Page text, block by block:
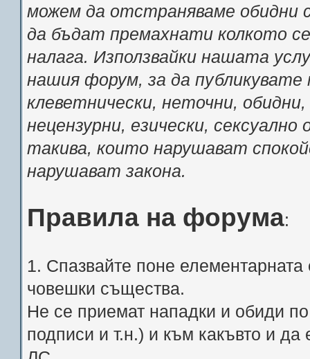
можем да отстраняваме обидни
да бъдат премахнати колкото
налага. Използвайки нашата
нашия форум, за да
клеветнически, неточни,
нецензурни, езически,
такива, които нарушават
нарушават закона.
Правила на форума:
1. Спазвайте поне
човешки същества.
Не се приемат нападки и обиди
подписи и т.н.) и към какъвто и